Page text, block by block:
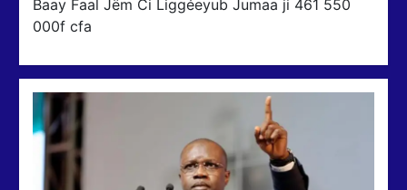
Baay Faal Jëm Ci Liggéeyub Jumaa ji 461 550
000f cfa